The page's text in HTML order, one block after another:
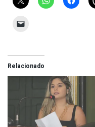
Relacionado